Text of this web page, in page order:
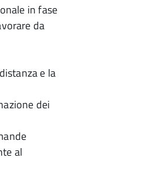
in fase
da
e la
dei
al